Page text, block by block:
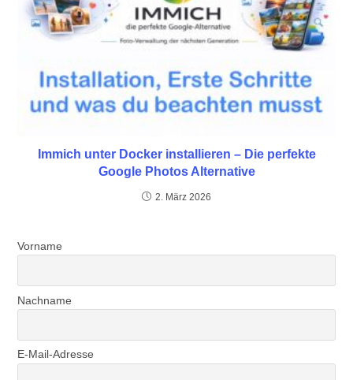
Immich unter Docker installieren – Die perfekte
Google Photos Alternative
2. März 2026
Vorname
Nachname
E-Mail-Adresse